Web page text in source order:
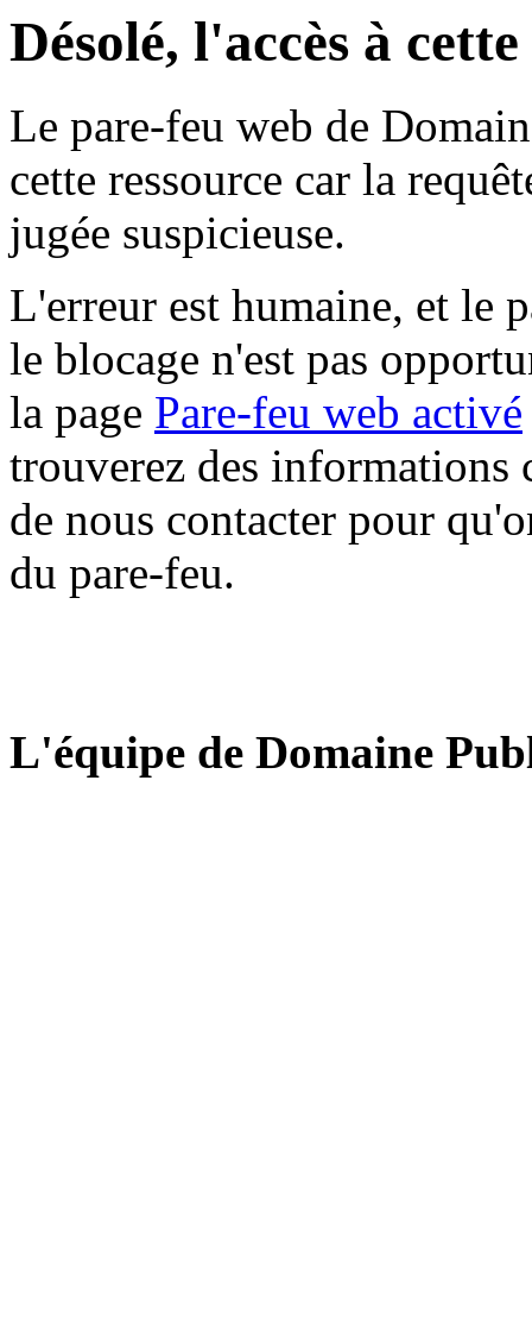
Désolé, l'accès à
Le pare-feu web de
cette ressource car la
jugée suspicieuse.
L'erreur est humaine, et le
le blocage n'est pas
la page Pare-feu web activé
trouverez des informations
de nous contacter pour
du pare-feu.
L'équipe de Domaine